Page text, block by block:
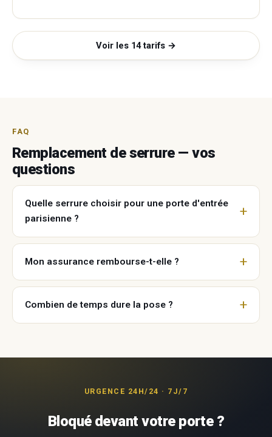
Voir les 14 tarifs →
FAQ
Remplacement de serrure — vos
questions
Quelle serrure choisir pour une porte d'entrée
parisienne ?
Mon assurance rembourse-t-elle ?
Combien de temps dure la pose ?
URGENCE 24H/24 · 7J/7
Bloqué devant votre porte ?